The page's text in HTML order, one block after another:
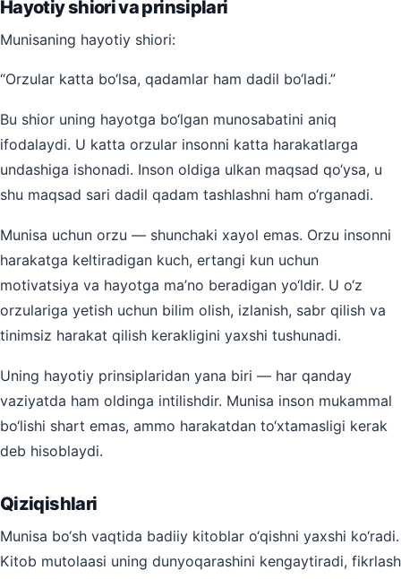
Hayotiy shiori va prinsiplari
Munisaning hayotiy shiori:
“Orzular katta bo‘lsa, qadamlar ham dadil bo‘ladi.”
Bu shior uning hayotga bo‘lgan munosabatini aniq
ifodalaydi. U katta orzular insonni katta harakatlarga
undashiga ishonadi. Inson oldiga ulkan maqsad qo‘ysa, u
shu maqsad sari dadil qadam tashlashni ham o‘rganadi.
Munisa uchun orzu — shunchaki xayol emas. Orzu insonni
harakatga keltiradigan kuch, ertangi kun uchun
motivatsiya va hayotga ma’no beradigan yo‘ldir. U o‘z
orzulariga yetish uchun bilim olish, izlanish, sabr qilish va
tinimsiz harakat qilish kerakligini yaxshi tushunadi.
Uning hayotiy prinsiplaridan yana biri — har qanday
vaziyatda ham oldinga intilishdir. Munisa inson mukammal
bo‘lishi shart emas, ammo harakatdan to‘xtamasligi kerak
deb hisoblaydi.
Qiziqishlari
Munisa bo‘sh vaqtida badiiy kitoblar o‘qishni yaxshi ko‘radi.
Kitob mutolaasi uning dunyoqarashini kengaytiradi, fikrlash